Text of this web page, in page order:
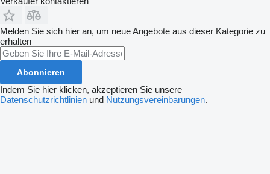
Melden Sie sich hier an, um neue Angebote aus dieser Kategorie zu
erhalten
Abonnieren
Indem Sie hier klicken, akzeptieren Sie unsere
Datenschutzrichtlinien und Nutzungsvereinbarungen.